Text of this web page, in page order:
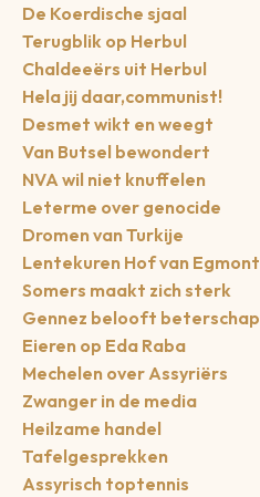
De Koerdische sjaal
Terugblik op Herbul
Chaldeeërs uit Herbul
Hela jij daar,communist!
Desmet wikt en weegt
Van Butsel bewondert
NVA wil niet knuffelen
Leterme over genocide
Dromen van Turkije
Lentekuren Hof van Egmont
Somers maakt zich sterk
Gennez belooft beterschap
Eieren op Eda Raba
Mechelen over Assyriërs
Zwanger in de media
Heilzame handel
Tafelgesprekken
Assyrisch toptennis